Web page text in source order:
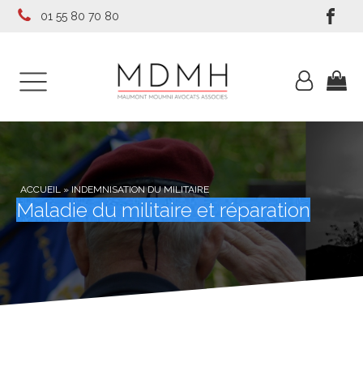
01 55 80 70 80
ACCUEIL » INDEMNISATION DU MILITAIRE
Maladie du militaire et réparation